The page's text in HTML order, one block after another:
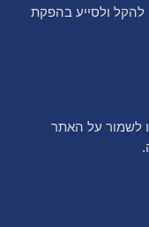
להקל ולסייע בהפקת
לשמור על האתר